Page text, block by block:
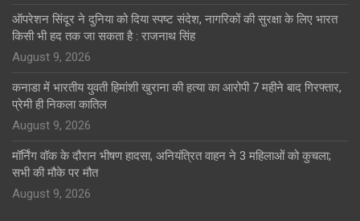
ऑपरेशन सिंदूर ने दुनिया को दिया स्पष्ट संदेश, नागरिकों की सुरक्षा के लिए भारत
किसी भी हद तक जा सकता है : राजनाथ सिंह
August 9, 2026
कनाडा में भारतीय युवती हिमांशी खुराना की हत्या का आरोपी 7 महीने बाद गिरफ्तार,
प्रेमी ही निकला कातिल
August 9, 2026
मॉर्निंग वॉक के दौरान भीषण हादसा, अनियंत्रित वाहन ने 3 महिलाओं को कुचला;
सभी की मौके पर मौत
August 9, 2026